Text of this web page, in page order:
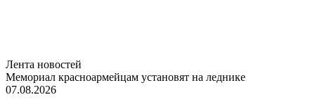
Лента новостей
Мемориал красноармейцам установят на леднике
07.08.2026